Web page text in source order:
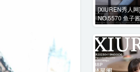
[XIUREN秀人
NO.5570 鱼子
690MB]